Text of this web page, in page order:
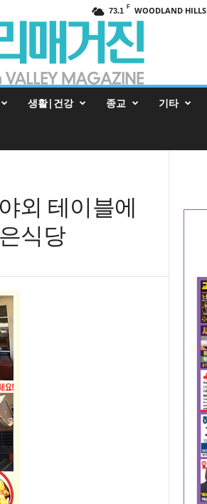
73.1 F WOODLAND HILLS
생활|건강 종교 기타
외 테이블에
식당